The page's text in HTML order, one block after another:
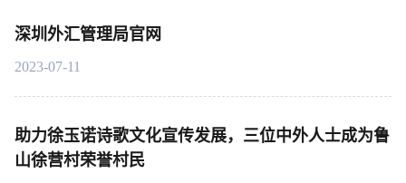
深圳外汇管理局官网
2023-07-11
助力徐玉诺诗歌文化宣传发展，三位中外人士成为鲁
山徐营村荣誉村民